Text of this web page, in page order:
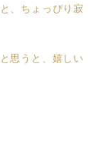
、ちょっぴり寂
思うと、嬉しい